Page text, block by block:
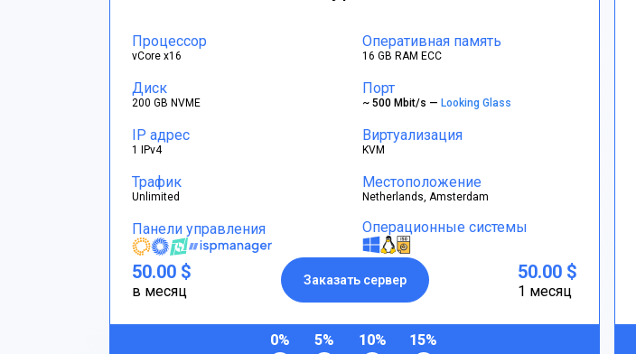
Процессор
vCore x16
Оперативная память
16 GB RAM ECC
Диск
200 GB NVME
Порт
~ 500 Mbit/s — Looking Glass
IP адрес
1 IPv4
Виртуализация
KVM
Трафик
Unlimited
Местоположение
Netherlands, Amsterdam
Панели управления Операционные системы
50.00 $
в месяц
Заказать сервер 50.00 $
1 месяц
0% 5% 10% 15%